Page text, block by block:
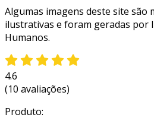
Algumas imagens deste site são
ilustrativas e foram geradas por
Humanos.
4.6
(10 avaliações)
Produto: